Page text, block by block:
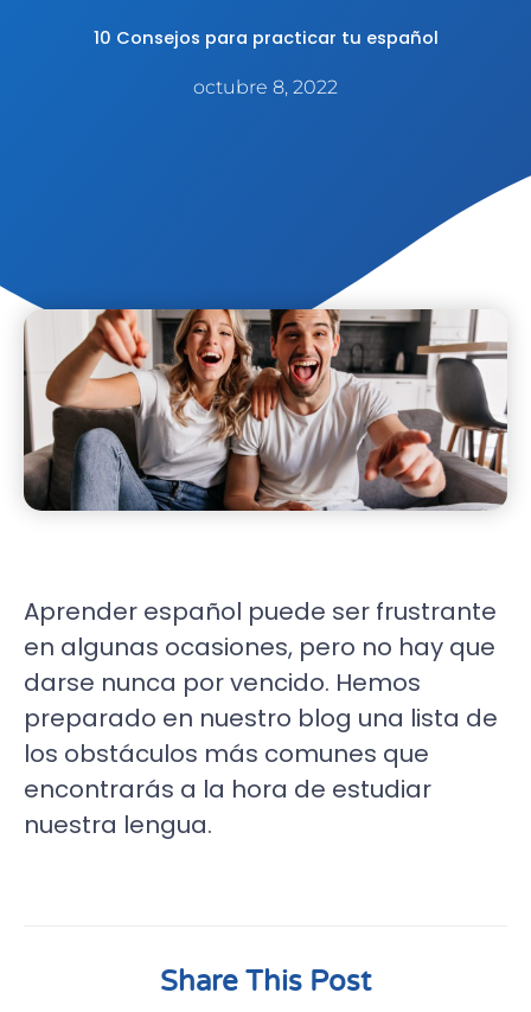
10 Consejos para practicar tu español
octubre 8, 2022
Aprender español puede ser frustrante
en algunas ocasiones, pero no hay que
darse nunca por vencido. Hemos
preparado en nuestro blog una lista de
los obstáculos más comunes que
encontrarás a la hora de estudiar
nuestra lengua.
Share This Post